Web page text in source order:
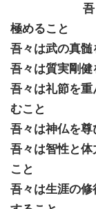
極めること
吾々は武の真髄
吾々は質実剛
吾々は礼節を
むこと
吾々は神仏を尊
吾々は智性と
こと
吾々は生涯の